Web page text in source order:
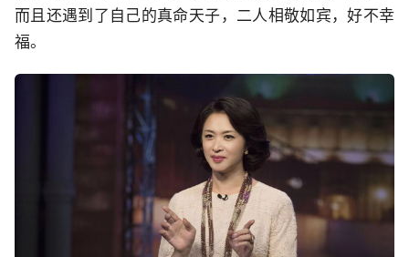
而且还遇到了自己的真命天子，二人相敬如宾，好不幸
福。